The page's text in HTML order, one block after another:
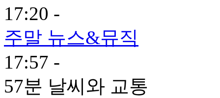
17:20 -
주말 뉴스&뮤직
17:57 -
57분 날씨와 교통